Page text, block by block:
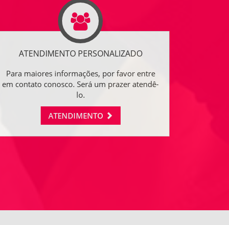
ATENDIMENTO PERSONALIZADO
Para maiores informações, por favor entre
em contato conosco. Será um prazer atendê-
lo.
ATENDIMENTO